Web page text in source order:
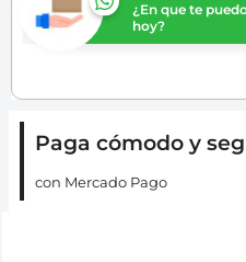
¿En que te
hoy?
Paga cómodo y
con Mercado Pago